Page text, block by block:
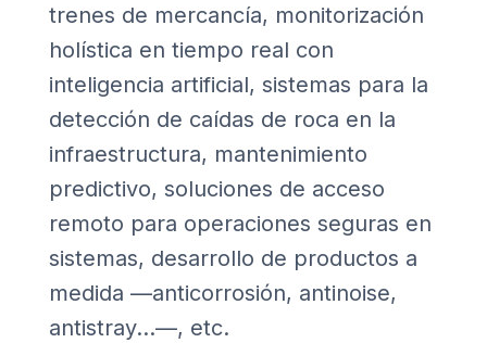
trenes de mercancía, monitorización
holística en tiempo real con
inteligencia artificial, sistemas para la
detección de caídas de roca en la
infraestructura, mantenimiento
predictivo, soluciones de acceso
remoto para operaciones seguras en
sistemas, desarrollo de productos a
medida —anticorrosión, antinoise,
antistray…—, etc.